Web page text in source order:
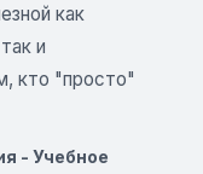
как
и
кто "просто"
- Учебное